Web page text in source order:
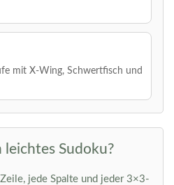
mit X-Wing, Schwertfisch und
Sudoku?
jede Spalte und jeder 3×3-